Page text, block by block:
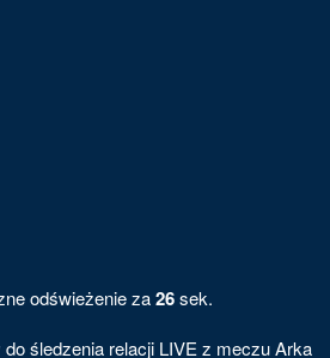
odświeżenie za26sek.
śledzenia relacji LIVE z meczu Arka